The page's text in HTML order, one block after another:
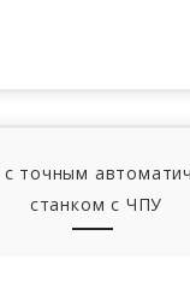
точным
станком с ЧПУ